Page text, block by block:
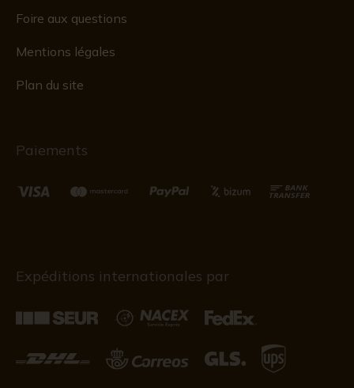
Foire aux questions
Mentions légales
Plan du site
Paiements
Expéditions internationales par